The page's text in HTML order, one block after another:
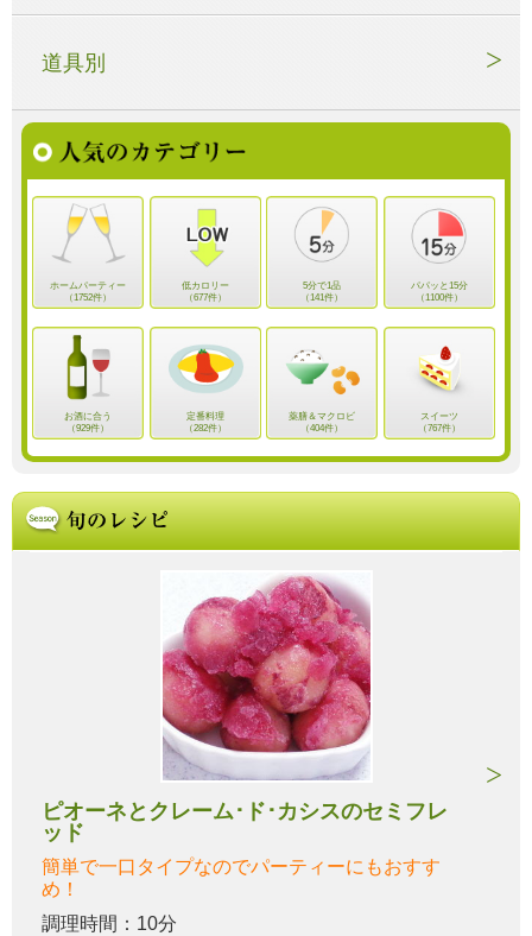
道具別
ホームパーティー
（1752件）
低カロリー
（677件）
5分で1品
（141件）
パパッと15分
（1100件）
お酒に合う
（929件）
定番料理
（282件）
薬膳＆マクロビ
（404件）
スイーツ
（767件）
ピオーネとクレーム･ド･カシスのセミフレ
ッド
簡単で一口タイプなのでパーティーにもおすす
め！
調理時間：10分